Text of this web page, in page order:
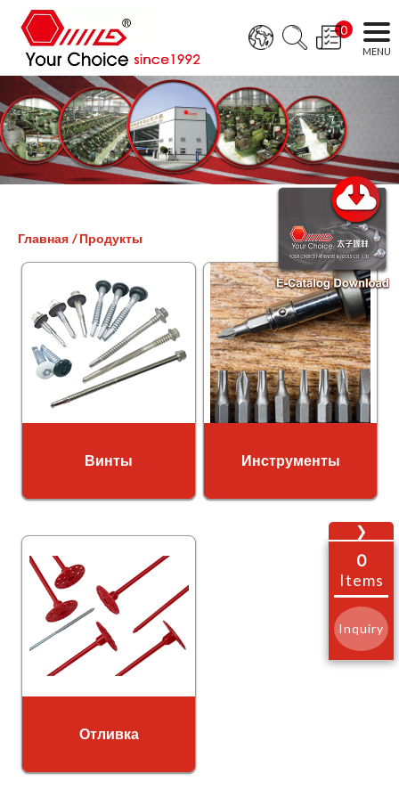
0
Главная Продукты
Винты Инструменты
Отливка
❯
0
Items
Inquiry